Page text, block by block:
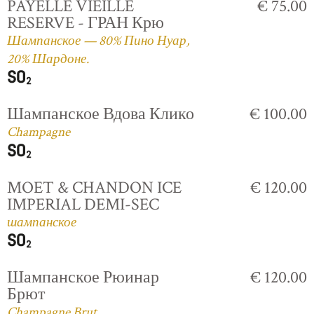
PAYELLE VIEILLE
RESERVE - ГРАН Крю
Шампанское — 80% Пино Нуар,
20% Шардоне.
€ 75.00
Шампанское Вдова Клико
Champagne
€ 100.00
MOET & CHANDON ICE
IMPERIAL DEMI-SEC
шампанское
€ 120.00
Шампанское Рюинар
Брют
€ 120.00